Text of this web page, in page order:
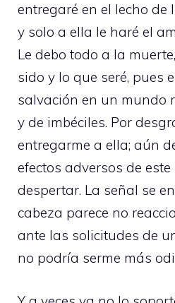
entregaré en el lecho de
y solo a ella le haré el
Le debo todo a la
sido y lo que seré, pues
salvación en un mundo
y de imbéciles. Por
entregarme a ella; aún
efectos adversos de
despertar. La señal se
cabeza parece no
ante las solicitudes de
no podría serme más